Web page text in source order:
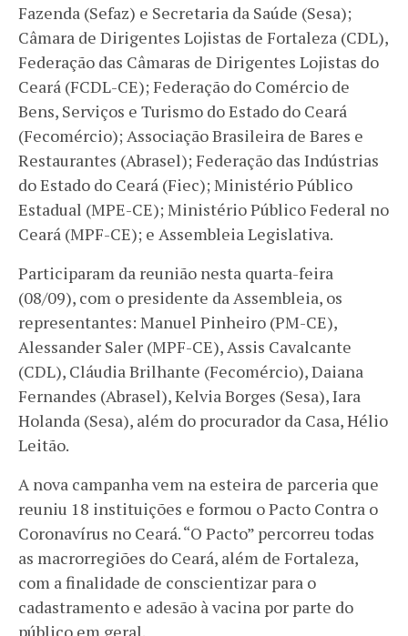
Fazenda (Sefaz) e Secretaria da Saúde (Sesa);
Câmara de Dirigentes Lojistas de Fortaleza (CDL),
Federação das Câmaras de Dirigentes Lojistas do
Ceará (FCDL-CE); Federação do Comércio de
Bens, Serviços e Turismo do Estado do Ceará
(Fecomércio); Associação Brasileira de Bares e
Restaurantes (Abrasel); Federação das Indústrias
do Estado do Ceará (Fiec); Ministério Público
Estadual (MPE-CE); Ministério Público Federal no
Ceará (MPF-CE); e Assembleia Legislativa.
Participaram da reunião nesta quarta-feira
(08/09), com o presidente da Assembleia, os
representantes: Manuel Pinheiro (PM-CE),
Alessander Saler (MPF-CE), Assis Cavalcante
(CDL), Cláudia Brilhante (Fecomércio), Daiana
Fernandes (Abrasel), Kelvia Borges (Sesa), Iara
Holanda (Sesa), além do procurador da Casa, Hélio
Leitão.
A nova campanha vem na esteira de parceria que
reuniu 18 instituições e formou o Pacto Contra o
Coronavírus no Ceará. “O Pacto” percorreu todas
as macrorregiões do Ceará, além de Fortaleza,
com a finalidade de conscientizar para o
cadastramento e adesão à vacina por parte do
público em geral.